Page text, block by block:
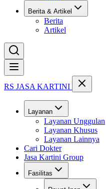
Berita & Artikel
Berita
Artikel
Buka menu
RS JASA KARTINI
Layanan
Layanan Unggulan
Layanan Khusus
Layanan Lainnya
Cari Dokter
Jasa Kartini Group
Fasilitas